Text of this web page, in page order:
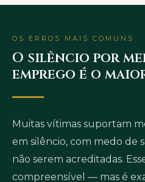
OS ERROS MAIS COMUNS
O silêncio por
emprego é o
Muitas vítimas suportam
em silêncio, com medo de
não serem acreditadas.
compreensível — mas é